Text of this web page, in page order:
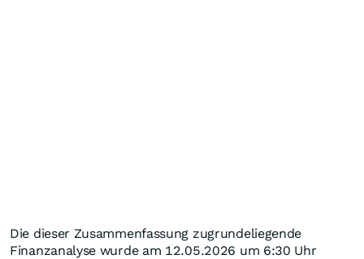
Die dieser Zusammenfassung zugrundeliegende
Finanzanalyse wurde am 12.05.2026 um 6:30 Uhr